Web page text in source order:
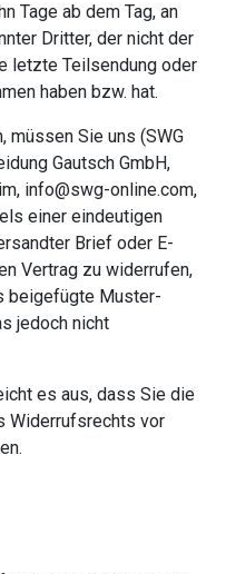
Tage ab dem Tag, an
Dritter, der nicht der
letzte Teilsendung oder
haben bzw. hat.
müssen Sie uns (SWG
Gautsch GmbH,
info@swg-online.com,
einer eindeutigen
Brief oder E-
Vertrag zu widerrufen,
beigefügte Muster-
jedoch nicht
es aus, dass Sie die
Widerrufsrechts vor